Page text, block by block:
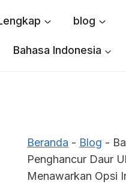
blog
Bahasa Indonesia
Beranda - Blog -
Penghancur Daur
Menawarkan Opsi